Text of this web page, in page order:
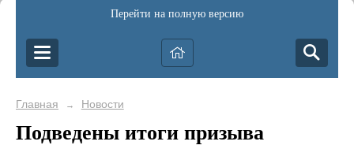
Перейти на полную версию
Главная → Новости
Подведены итоги призыва